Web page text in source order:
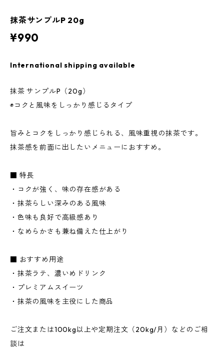
抹茶サンプルP 20g
¥990
International shipping available
抹茶 サンプルP（20g）
◉コクと風味をしっかり感じるタイプ
旨みとコクをしっかり感じられる、風味重視の抹茶です。
抹茶感を前面に出したいメニューにおすすめ。
■ 特長
・コクが強く、味の存在感がある
・抹茶らしい深みのある風味
・色味も良好で高級感あり
・なめらかさも兼ね備えた仕上がり
■ おすすめ用途
・抹茶ラテ、濃いめドリンク
・プレミアムスイーツ
・抹茶の風味を主役にした商品
ご注文または100kg以上や定期注文（20kg/月）などのご相
談は